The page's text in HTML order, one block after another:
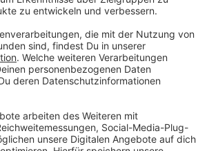
für Euch so gering
finden die Arbeiten ausschließlich
Zeit zwischen 21:00 und 06:00
gesperrt. Die gute Nachricht: Die
Stadt die gesamte Zeit über